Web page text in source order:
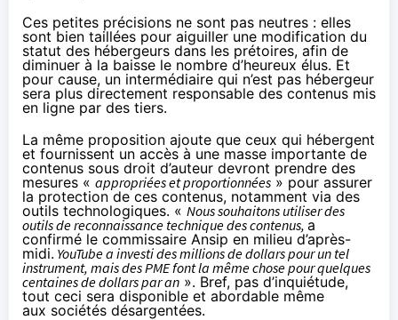
Ces petites précisions ne sont pas neutres : elles
sont bien taillées pour aiguiller une modification du
statut des hébergeurs dans les prétoires, afin de
diminuer à la baisse le nombre d’heureux élus. Et
pour cause, un intermédiaire qui n’est pas hébergeur
sera plus directement responsable des contenus mis
en ligne par des tiers.
La même proposition ajoute que ceux qui hébergent
et fournissent un accès à une masse importante de
contenus sous droit d’auteur devront prendre des
mesures « appropriées et proportionnées » pour assurer
la protection de ces contenus, notamment via des
outils technologiques. « Nous souhaitons utiliser des
outils de reconnaissance technique des contenus, a
confirmé le commissaire Ansip en milieu d’après-
midi. YouTube a investi des millions de dollars pour un tel
instrument, mais des PME font la même chose pour quelques
centaines de dollars par an ». Bref, pas d’inquiétude,
tout ceci sera disponible et abordable même
aux sociétés désargentées.